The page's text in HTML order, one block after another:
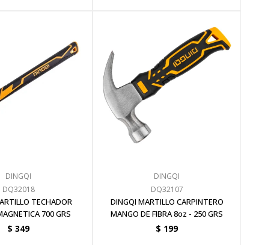
DINGQI
DQ32018
TECHADOR
700 GRS
$ 349
DINGQI
DQ32107
DINGQI MARTILLO CARPINTERO
MANGO DE FIBRA 8oz - 250 GRS
$ 199